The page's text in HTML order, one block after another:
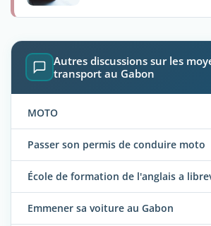
Autres discussions sur les
transport au Gabon
MOTO
Passer son permis de conduire moto
École de formation de l'anglais a
Emmener sa voiture au Gabon